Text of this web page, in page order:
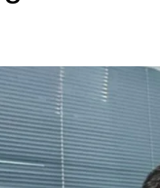
Raya
Pisau
DPRD Kotawaringin
DPRD Lamandau
DPRD Murung Raya
DPRD Pulang Pisau